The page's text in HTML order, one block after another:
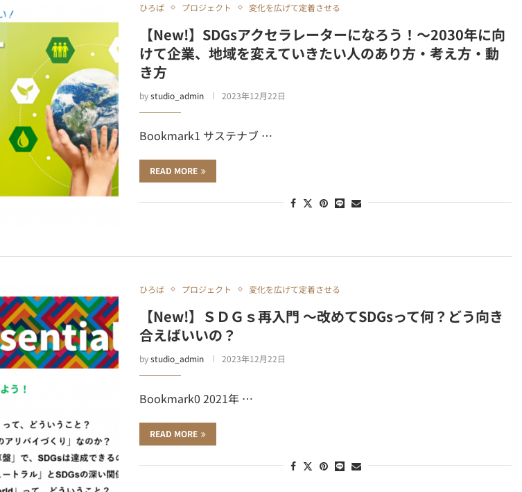
ひろば プロジェクト 変化を広げて定着させる
【New!】SDGsアクセラレーターになろう！～2030年に向
けて企業、地域を変えていきたい人のあり方・考え方・動
き方
bystudio_admin 2023年12月22日
Bookmark1 サステナブ …
READ MORE
ひろば プロジェクト 変化を広げて定着させる
【New!】ＳＤＧｓ再入門 ～改めてSDGsって何？どう向き
合えばいいの？
bystudio_admin 2023年12月22日
Bookmark0 2021年 …
READ MORE